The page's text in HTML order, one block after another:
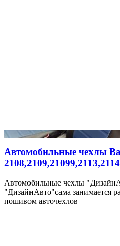
Автомобильные чехлы
Автомобильные чехлы
"ДизайнАвто"сама занимается
пошивом авточехлов